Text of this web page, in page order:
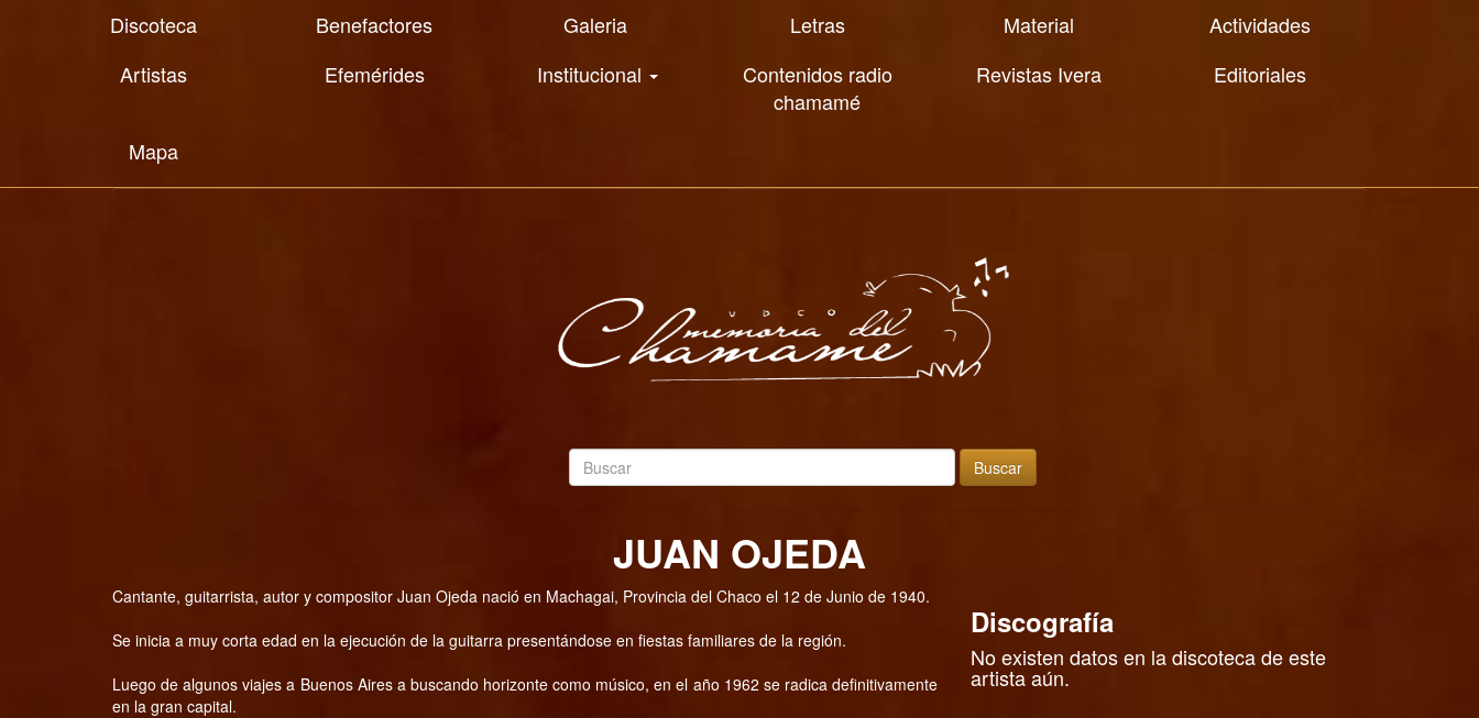
Discoteca Benefactores Galeria Letras Material
Actividades
Artistas
Efemérides Institucional
Contenidos radio
chamamé
Revistas Ivera Editoriales
Mapa
Buscar
JUAN OJEDA
Cantante, guitarrista, autor y compositor Juan Ojeda nació en Machagai, Provincia del Chaco el 12 de Junio de 1940.
Se inicia a muy corta edad en la ejecución de la guitarra presentándose en fiestas familiares de la región.
Luego de algunos viajes a Buenos Aires a buscando horizonte como músico, en el año 1962 se radica definitivamente
en la gran capital.
Discografía
No existen datos en la discoteca de este
artista aún.